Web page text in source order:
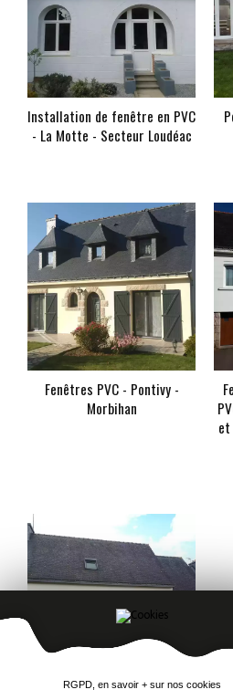
Installation de fenêtre en PVC
- La Motte - Secteur Loudéac
Fenêtres PVC - Pontivy -
Morbihan
RGPD, en savoir + sur nos cookies